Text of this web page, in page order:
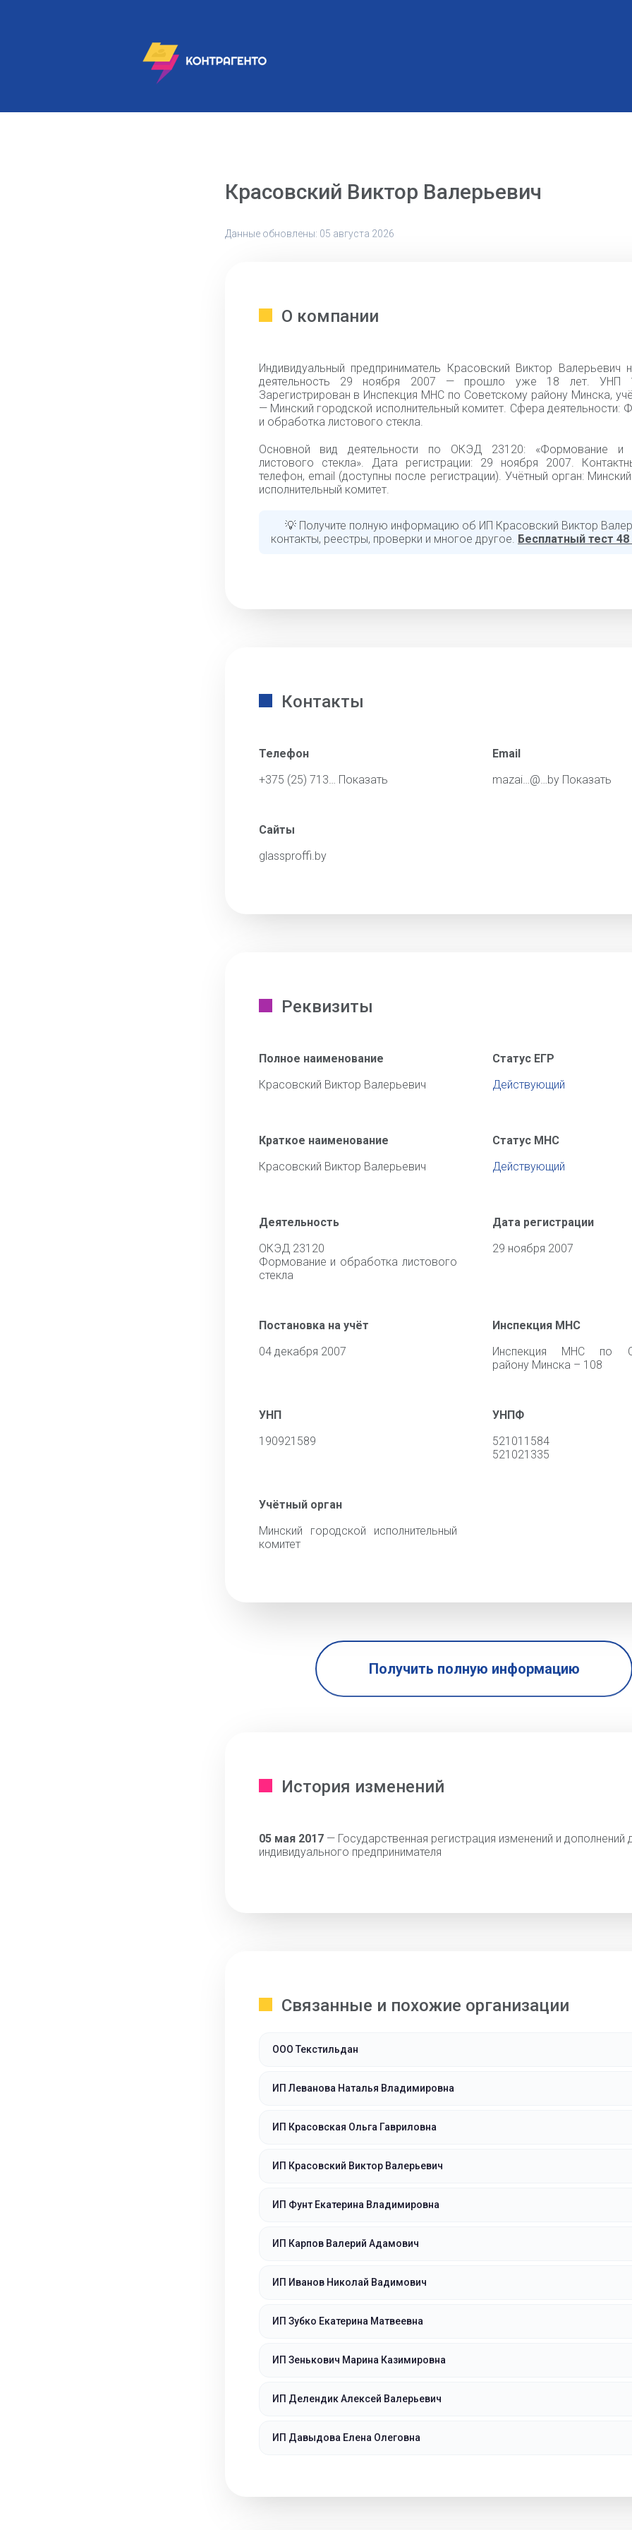
Красовский Виктор Валерьевич
Данные обновлены: 05 августа 2026
О компании
Индивидуальный предприниматель Красовский Виктор Валерьевич
деятельность 29 ноября 2007 — прошло уже 18 лет. УНП
Зарегистрирован в Инспекция МНС по Советскому району Минска,
— Минский городской исполнительный комитет. Сфера деятельности:
и обработка листового стекла.
Основной вид деятельности по ОКЭД 23120: «Формование и
листового стекла». Дата регистрации: 29 ноября 2007.
телефон, email (доступны после регистрации). Учётный орган:
исполнительный комитет.
💡 Получите полную информацию об ИП Красовский Виктор
контакты, реестры, проверки и многое другое. Бесплатный тест
Контакты
Телефон
+375 (25) 713… Показать
Email
mazai…@…by Показать
Сайты
glassproffi.by
Реквизиты
Полное наименование
Красовский Виктор Валерьевич
Статус ЕГР
Действующий
Краткое наименование
Красовский Виктор Валерьевич
Статус МНС
Действующий
Деятельность
ОКЭД 23120
Формование и обработка листового
стекла
Дата регистрации
29 ноября 2007
Постановка на учёт
04 декабря 2007
Инспекция МНС
Инспекция МНС по
району Минска – 108
УНП
190921589
УНПФ
521011584
521021335
Учётный орган
Минский городской исполнительный
комитет
Получить полную информацию
История изменений
05 мая 2017— Государственная регистрация изменений и дополнений
индивидуального предпринимателя
Связанные и похожие организации
ООО Текстильдан
ИП Леванова Наталья Владимировна
ИП Красовская Ольга Гавриловна
ИП Красовский Виктор Валерьевич
ИП Фунт Екатерина Владимировна
ИП Карпов Валерий Адамович
ИП Иванов Николай Вадимович
ИП Зубко Екатерина Матвеевна
ИП Зенькович Марина Казимировна
ИП Делендик Алексей Валерьевич
ИП Давыдова Елена Олеговна